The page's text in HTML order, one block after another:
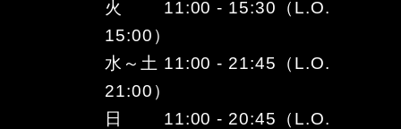
火 11:00 - 15:30（L.O.
15:00）
水～土 11:00 - 21:45（L.O.
21:00）
日 11:00 - 20:45（L.O.